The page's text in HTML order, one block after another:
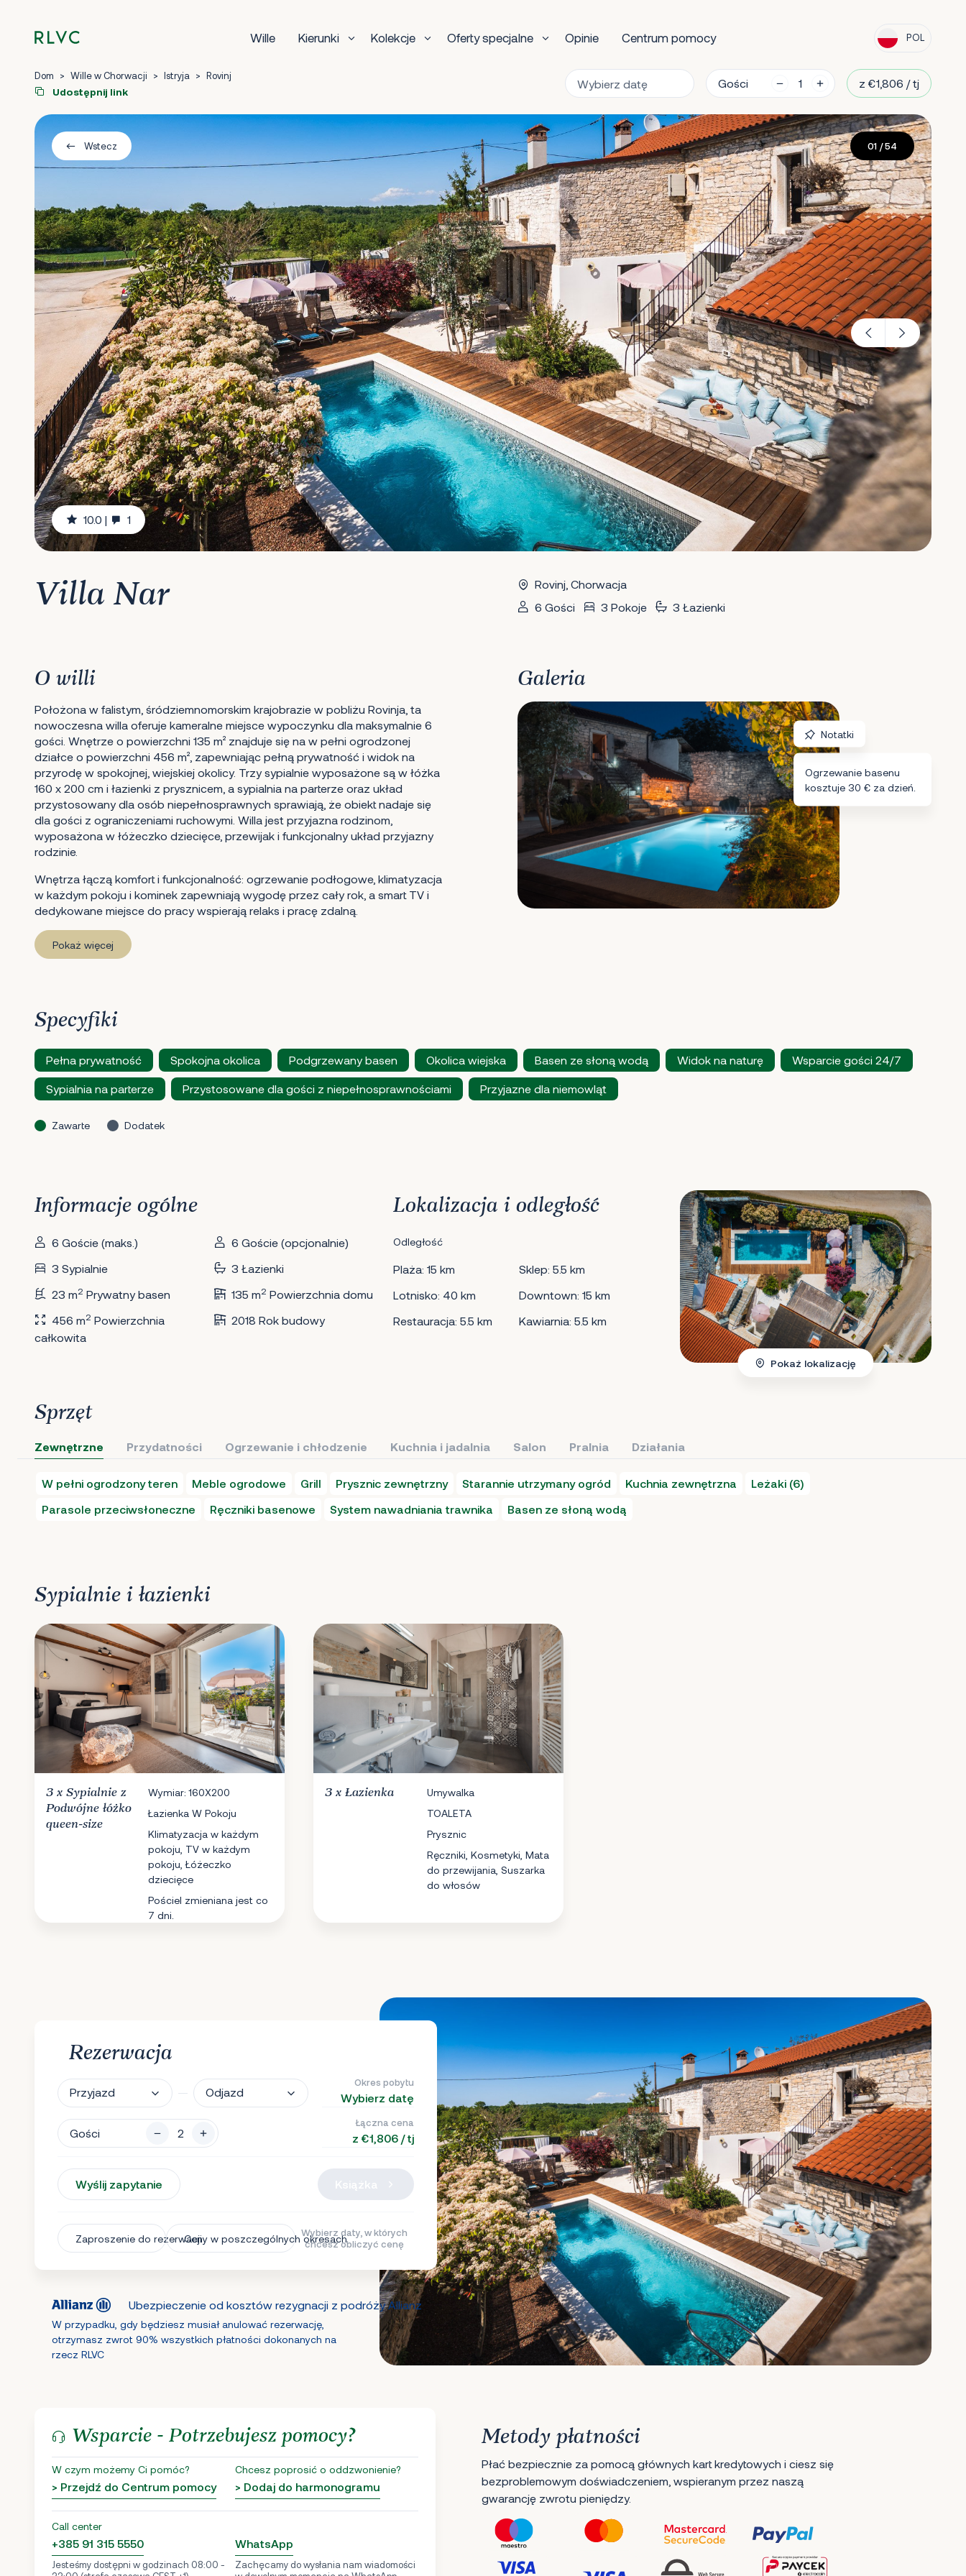
Wille Kierunki Kolekcje Oferty specjalne Opinie Centrum pomocy POL
Dom > Wille w Chorwacji > Istryja > Rovinj
Udostępnij link
Gości z €1,806 / tj
Wstecz
10.0 | 1
01 / 54
Villa Nar
Rovinj, Chorwacja
6 Gości
3 Pokoje 3 Łazienki
O willi
Położona w falistym, śródziemnomorskim krajobrazie w pobliżu Rovinja, ta
nowoczesna willa oferuje kameralne miejsce wypoczynku dla maksymalnie 6
gości. Wnętrze o powierzchni 135 m² znajduje się na w pełni ogrodzonej
działce o powierzchni 456 m², zapewniając pełną prywatność i widok na
przyrodę w spokojnej, wiejskiej okolicy. Trzy sypialnie wyposażone są w łóżka
160 x 200 cm i łazienki z prysznicem, a sypialnia na parterze oraz układ
przystosowany dla osób niepełnosprawnych sprawiają, że obiekt nadaje się
dla gości z ograniczeniami ruchowymi. Willa jest przyjazna rodzinom,
wyposażona w łóżeczko dziecięce, przewijak i funkcjonalny układ przyjazny
rodzinie.
Wnętrza łączą komfort i funkcjonalność: ogrzewanie podłogowe, klimatyzacja
w każdym pokoju i kominek zapewniają wygodę przez cały rok, a smart TV i
dedykowane miejsce do pracy wspierają relaks i pracę zdalną.
Pokaż więcej
Notatki
Ogrzewanie basenu
kosztuje 30 € za dzień.
Galeria
Specyfiki
Pełna prywatność Spokojna okolica Podgrzewany basen Okolica wiejska Basen ze słoną wodą Widok na naturę Wsparcie gości 24/7
Sypialnia na parterze Przystosowane dla gości z niepełnosprawnościami Przyjazne dla niemowląt
Zawarte Dodatek
Informacje ogólne
6 Goście (maks.)
6 Goście (opcjonalnie)
3 Sypialnie
3 Łazienki
23 m2 Prywatny basen 135 m2 Powierzchnia domu
456 m2 Powierzchnia
całkowita
2018 Rok budowy
Lokalizacja i odległość
Odległość
Plaża: 15 km
Sklep: 5.5 km
Lotnisko: 40 km
Downtown: 15 km
Restauracja: 5.5 km
Kawiarnia: 5.5 km
Pokaż lokalizację
Sprzęt
Zewnętrzne Przydatności Ogrzewanie i chłodzenie Kuchnia i jadalnia Salon Pralnia Działania
W pełni ogrodzony teren Meble ogrodowe Grill Prysznic zewnętrzny Starannie utrzymany ogród Kuchnia zewnętrzna
Leżaki (6)
Parasole przeciwsłoneczne
Ręczniki basenowe System nawadniania trawnika Basen ze słoną wodą
Sypialnie i łazienki
3 x Sypialnie z
Podwójne łóżko
queen-size
Wymiar: 160X200
Łazienka W Pokoju
Klimatyzacja w każdym
pokoju, TV w każdym
pokoju, Łóżeczko
dziecięce
Pościel zmieniana jest co
7 dni.
3 x Łazienka
Umywalka
TOALETA
Prysznic
Ręczniki, Kosmetyki, Mata
do przewijania, Suszarka
do włosów
Rezerwacja
Przyjazd Odjazd
Okres pobytu
Wybierz datę
Gości
Łączna cena
z €1,806 / tj
Wyślij zapytanie
Zaproszenie do rezerwacjiCeny w poszczególnych okresachWybierz daty, w których
chcesz obliczyć cenę
Ubezpieczenie od kosztów rezygnacji z podróży Allianz
W przypadku, gdy będziesz musiał anulować rezerwację,
otrzymasz zwrot 90% wszystkich płatności dokonanych na
rzecz RLVC
Wsparcie - Potrzebujesz pomocy?
W czym możemy Ci pomóc?
> Przejdź do Centrum pomocy
Chcesz poprosić o oddzwonienie?
> Dodaj do harmonogramu
Call center
+385 91 315 5550
Jesteśmy dostępni w godzinach 08:00 -
WhatsApp
Zachęcamy do wysłania nam wiadomości
Metody płatności
Płać bezpiecznie za pomocą głównych kart kredytowych i ciesz się
bezproblemowym doświadczeniem, wspieranym przez naszą
gwarancję zwrotu pieniędzy.